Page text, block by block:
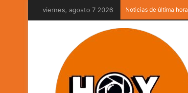
viernes, agosto 7 2026 Noticias de última hora